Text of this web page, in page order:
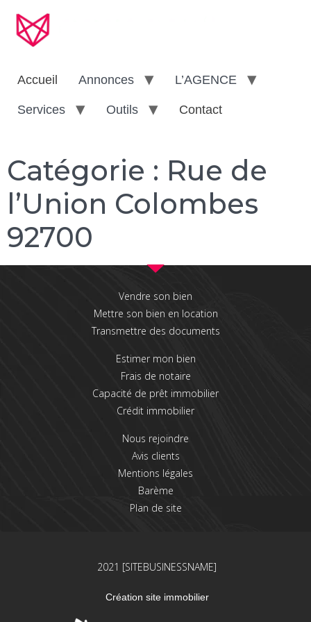
Accueil Annonces L’AGENCE
Services Outils Contact
Catégorie : Rue de
l’Union Colombes
92700
Vendre son bien
Mettre son bien en location
Transmettre des documents
Estimer mon bien
Frais de notaire
Capacité de prêt immobilier
Crédit immobilier
Nous rejoindre
Avis clients
Mentions légales
Barème
Plan de site
2021 [SITEBUSINESSNAME]
Création site immobilier